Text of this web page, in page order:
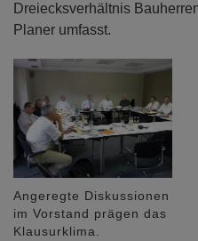
Dreiecksverhältnis
Planer umfasst.
Angeregte Diskussionen
im Vorstand prägen das
Klausurklima.